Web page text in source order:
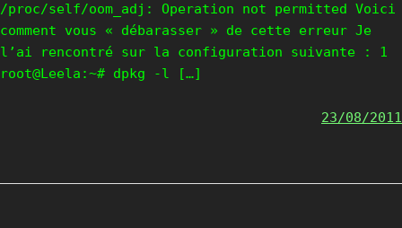
/proc/self/oom_adj: Operation not permitted Voici
comment vous « débarasser » de cette erreur Je
l’ai rencontré sur la configuration suivante : 1
root@Leela:~# dpkg -l […]
23/08/2011